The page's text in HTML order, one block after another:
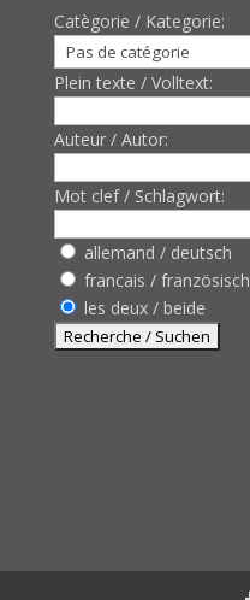
Catègorie / Kategorie:
Plein texte / Volltext:
Auteur / Autor:
Mot clef / Schlagwort:
allemand / deutsch
francais / französisch
les deux / beide